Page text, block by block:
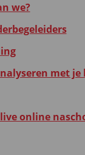
we?
met je
online